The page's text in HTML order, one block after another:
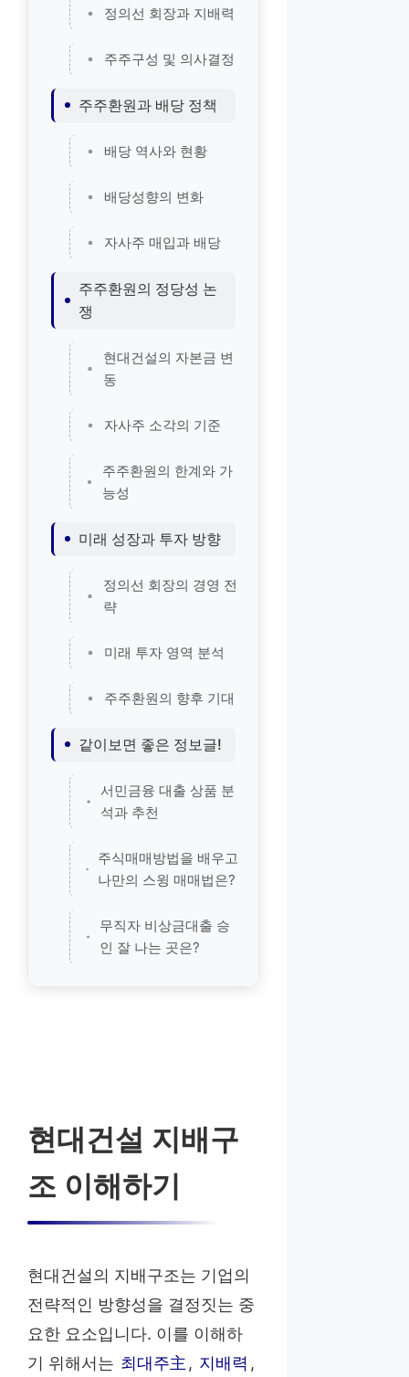
정의선 회장과 지배력
주주구성 및 의사결정
주주환원과 배당 정책
배당 역사와 현황
배당성향의 변화
자사주 매입과 배당
주주환원의 정당성 논
쟁
현대건설의 자본금 변
동
자사주 소각의 기준
주주환원의 한계와 가
능성
미래 성장과 투자 방향
정의선 회장의 경영 전
략
미래 투자 영역 분석
주주환원의 향후 기대
같이보면 좋은 정보글!
서민금융 대출 상품 분
석과 추천
주식매매방법을 배우고
나만의 스윙 매매법은?
무직자 비상금대출 승
인 잘 나는 곳은?
현대건설 지배구
조 이해하기
현대건설의 지배구조는 기업의
전략적인 방향성을 결정짓는 중
요한 요소입니다. 이를 이해하
기 위해서는 최대주主 , 지배력 ,